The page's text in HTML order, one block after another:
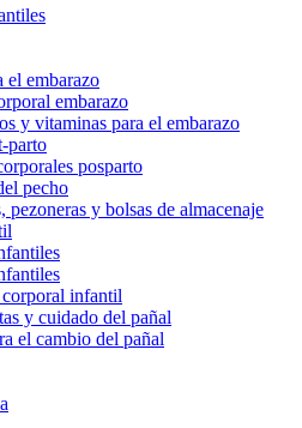
el embarazo
embarazo
y vitaminas para el embarazo
parto
posparto
pecho
pezoneras y bolsas de almacenaje
infantil
y cuidado del pañal
el cambio del pañal